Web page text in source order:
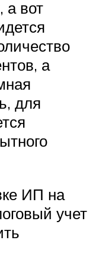
а вот
а
для
ИП на
учет